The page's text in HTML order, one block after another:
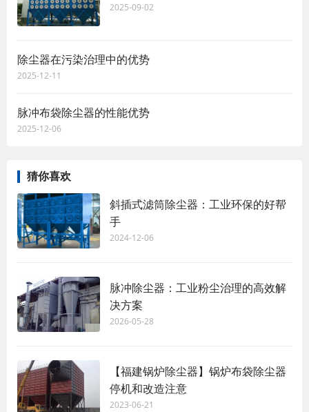
2025-09-02
除尘器在污染治理中的优势
2025-12-11
脉冲布袋除尘器的性能优势
2025-12-06
猜你喜欢
斜插式滤筒除尘器：工业环保的好帮
手
2024-12-06
脉冲除尘器：工业粉尘治理的高效解
决方案
2026-05-28
【福建锅炉除尘器】锅炉布袋除尘器
停机和改造注意
2023-06-21